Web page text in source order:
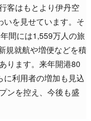
客はもとより伊丹空
いを見せています。そ
間には1,559万人の旅
規就航や増便などを積
ります。来年開港80
に利用者の増加も見込
ンを控え、今後も盛